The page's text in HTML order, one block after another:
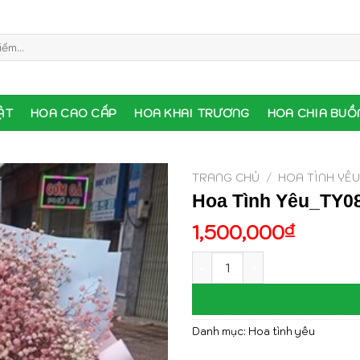
HOA CAO CẤP HOA KHAI TRƯƠNG HOA CHIA
TRANG CHỦ / HOA TÌNH YÊU
Hoa Tình
1,500,000₫
Danh mục: Hoa tình yêu